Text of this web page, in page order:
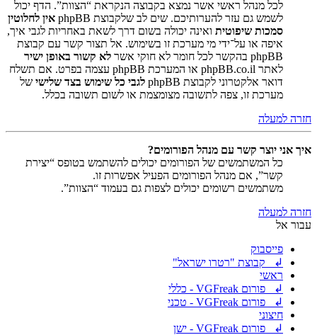
לכל מנהל ראשי אשר נמצא בקבוצה הנקראת “הצוות”. הדף יכול
לשמש גם עזר להערותיכם. שים לב שלקבוצת phpBB
אין לחלוטין
סמכות שיפוטית ואינה יכולה בשום דרך לשאת באחריות לגבי איך,
איפה או על־ידי מי מערכת זו בשימוש. אל תצור קשר עם קבוצת
phpBB בהקשר לכל חומר לא חוקי אשר
לא קשור באופן ישיר
לאתר phpBB.co.il או המערכת phpBB עצמה בפרט. אם תשלח
דואר אלקטרוני לקבוצת phpBB
לגבי כל שימוש בצד שלישי של
מערכת זו, צפה לתשובה מצומצמת או לשום תשובה בכלל.
חזרה למעלה
איך אני יוצר קשר עם מנהל הפורומים?
כל המשתמשים של הפורומים יכולים להשתמש בטופס “יצירת
קשר”, אם מנהל הפורומים הפעיל אפשרות זו.
משתמשים רשומים יכולים לצפות גם בעמוד “הצוות”.
חזרה למעלה
עבור אל
פייסבוק
↲ קבוצת "רטרו ישראל"
ראשי
↲ פורום VGFreak - כללי
↲ פורום VGFreak - טכני
חיצוני
↲ פורום VGFreak - ישן